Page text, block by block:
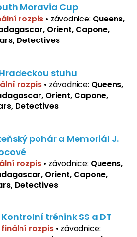
Moravia Cup
rozpis • závodnice: Queens,
Orient, Capone,
Detectives
stuhu
rozpis • závodnice: Queens,
Orient, Capone,
Detectives
pohár a Memoriál J.
rozpis • závodnice: Queens,
Orient, Capone,
Detectives
Kontrolní trénink SS a DT
finální rozpis • závodnice: